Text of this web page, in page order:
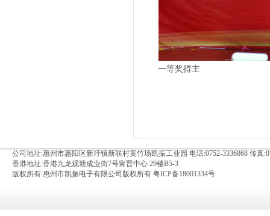
一等奖得主
公司地址:惠州市惠阳区新圩镇新联村黄竹场凯振工业园 电话:0752-3336868 传真
香港地址:香港九龙观塘成业街7号甯晋中心 29楼B5-3
版权所有:惠州市凯振电子有限公司版权所有 粤ICP备18001334号